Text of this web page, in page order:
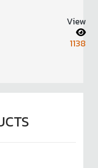
View
1138